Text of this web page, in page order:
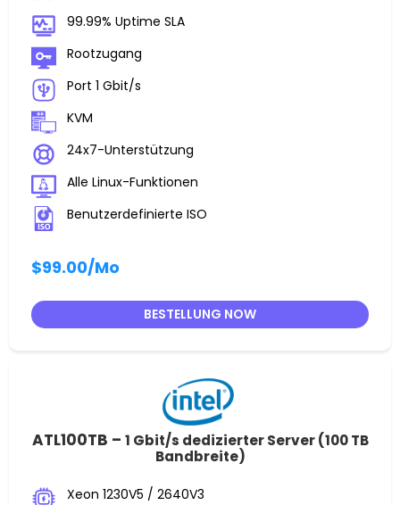
99.99% Uptime SLA
Rootzugang
Port 1 Gbit/s
KVM
24x7-Unterstützung
Alle Linux-Funktionen
Benutzerdefinierte ISO
$99.00/Mo
BESTELLUNG NOW
ATL100TB – 1 Gbit/s dedizierter Server (100 TB
Bandbreite)
Xeon 1230V5 / 2640V3